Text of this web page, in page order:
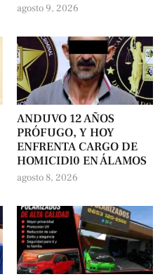
agosto 9, 2026
ANDUVO 12 AÑOS
PRÓFUGO, Y HOY
ENFRENTA CARGO DE
HOMICIDl0 EN ÁLAMOS
agosto 8, 2026